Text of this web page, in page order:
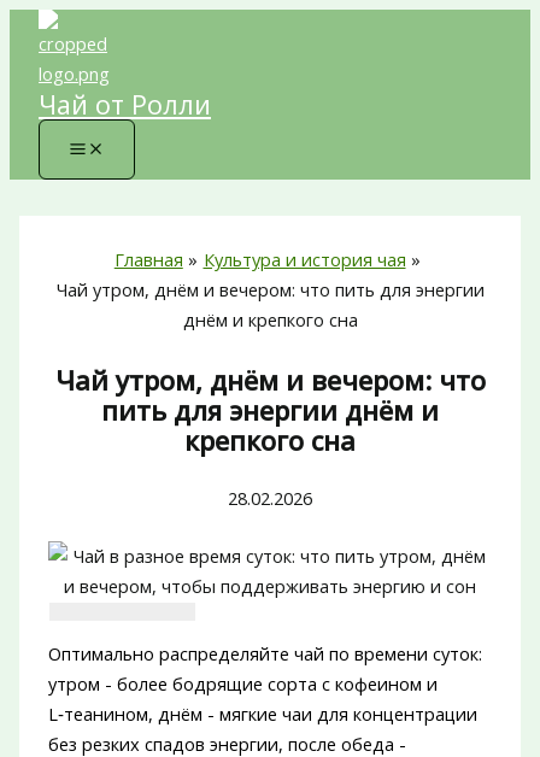
Перейти
содержимому
Чай от Ролли
Главная
Культура и история чая
Чай утром, днём и вечером: что пить для энергии
днём и крепкого сна
Чай утром, днём и вечером: что
пить для энергии днём и
крепкого сна
28.02.2026
Оптимально распределяйте чай по времени суток:
утром - более бодрящие сорта с кофеином и
L‑теанином, днём - мягкие чаи для концентрации
без резких спадов энергии, после обеда -